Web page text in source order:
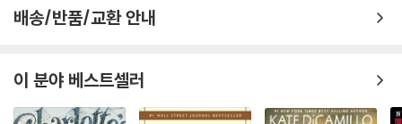
배송/반품/교환 안내
이 분야 베스트셀러